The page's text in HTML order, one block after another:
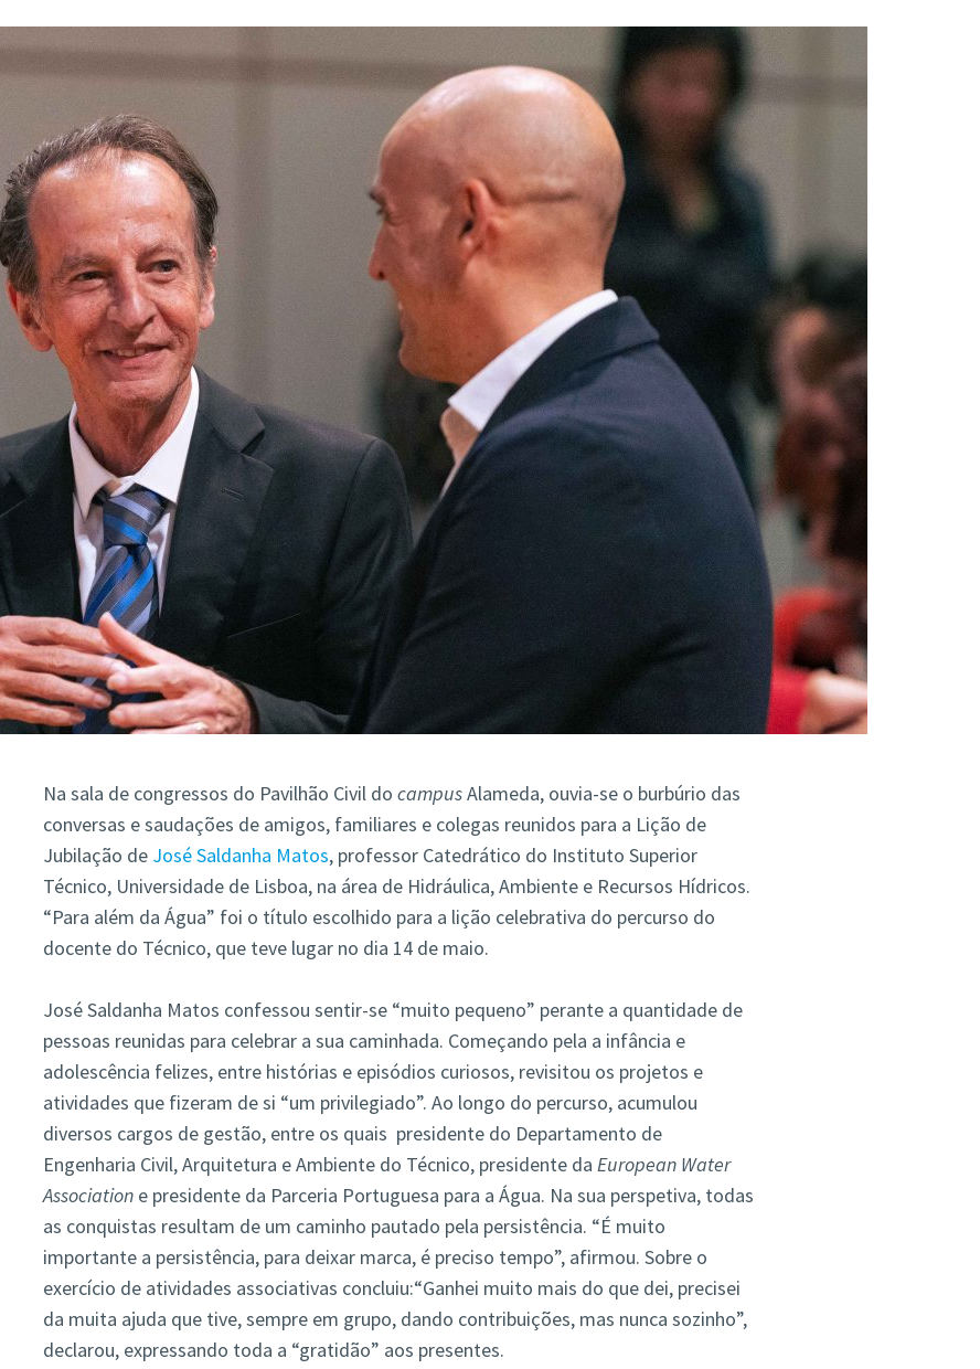
Na sala de congressos do Pavilhão Civil do campusAlameda, ouvia-se o burbúrio das
conversas e saudações de amigos, familiares e colegas reunidos para a Lição de
Jubilação de José Saldanha Matos, professor Catedrático do Instituto Superior
Técnico, Universidade de Lisboa, na área de Hidráulica, Ambiente e Recursos Hídricos.
“Para além da Água” foi o título escolhido para a lição celebrativa do percurso do
docente do Técnico, que teve lugar no dia 14 de maio.
José Saldanha Matos confessou sentir-se “muito pequeno” perante a quantidade de
pessoas reunidas para celebrar a sua caminhada. Começando pela a infância e
adolescência felizes, entre histórias e episódios curiosos, revisitou os projetos e
atividades que fizeram de si “um privilegiado”. Ao longo do percurso, acumulou
diversos cargos de gestão, entre os quais presidente do Departamento de
Engenharia Civil, Arquitetura e Ambiente do Técnico, presidente da European Water
Associatione presidente da Parceria Portuguesa para a Água. Na sua perspetiva, todas
as conquistas resultam de um caminho pautado pela persistência. “É muito
importante a persistência, para deixar marca, é preciso tempo”, afirmou. Sobre o
exercício de atividades associativas concluiu:“Ganhei muito mais do que dei, precisei
da muita ajuda que tive, sempre em grupo, dando contribuições, mas nunca sozinho”,
declarou, expressando toda a “gratidão” aos presentes.